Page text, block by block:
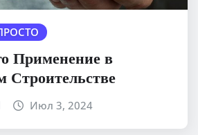
Применение в
Строительстве
Июл 3, 2024